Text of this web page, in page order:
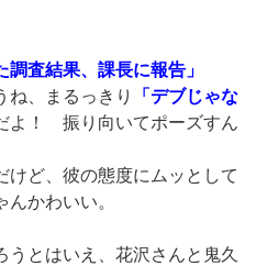
調査結果、課長に報告」
ね、まるっきり
「デブじゃな
よ！ 振り向いてポーズすん
けど、彼の態度にムッとして
かわいい。
とはいえ、花沢さんと鬼久